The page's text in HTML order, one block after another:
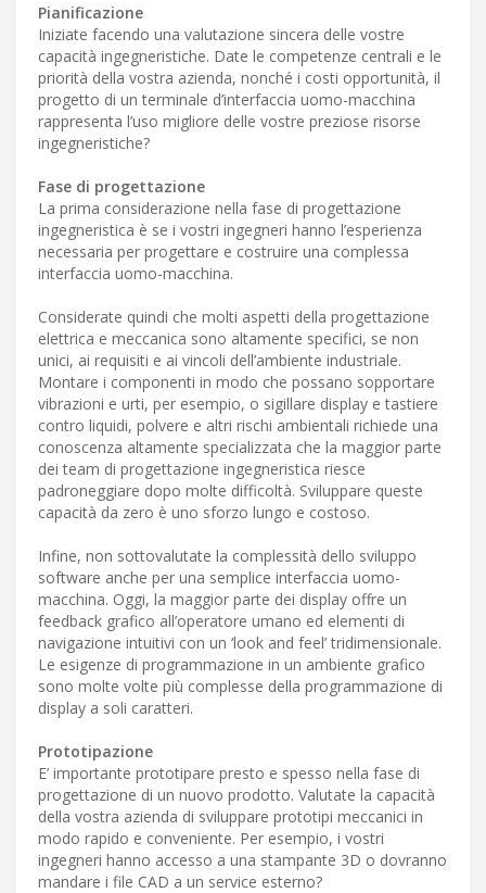
Pianificazione
Iniziate facendo una valutazione sincera delle vostre
capacità ingegneristiche. Date le competenze centrali e le
priorità della vostra azienda, nonché i costi opportunità, il
progetto di un terminale d’interfaccia uomo-macchina
rappresenta l’uso migliore delle vostre preziose risorse
ingegneristiche?
Fase di progettazione
La prima considerazione nella fase di progettazione
ingegneristica è se i vostri ingegneri hanno l’esperienza
necessaria per progettare e costruire una complessa
interfaccia uomo-macchina.
Considerate quindi che molti aspetti della progettazione
elettrica e meccanica sono altamente specifici, se non
unici, ai requisiti e ai vincoli dell’ambiente industriale.
Montare i componenti in modo che possano sopportare
vibrazioni e urti, per esempio, o sigillare display e tastiere
contro liquidi, polvere e altri rischi ambientali richiede una
conoscenza altamente specializzata che la maggior parte
dei team di progettazione ingegneristica riesce
padroneggiare dopo molte difficoltà. Sviluppare queste
capacità da zero è uno sforzo lungo e costoso.
Infine, non sottovalutate la complessità dello sviluppo
software anche per una semplice interfaccia uomo-
macchina. Oggi, la maggior parte dei display offre un
feedback grafico all’operatore umano ed elementi di
navigazione intuitivi con un ‘look and feel’ tridimensionale.
Le esigenze di programmazione in un ambiente grafico
sono molte volte più complesse della programmazione di
display a soli caratteri.
Prototipazione
E’ importante prototipare presto e spesso nella fase di
progettazione di un nuovo prodotto. Valutate la capacità
della vostra azienda di sviluppare prototipi meccanici in
modo rapido e conveniente. Per esempio, i vostri
ingegneri hanno accesso a una stampante 3D o dovranno
mandare i file CAD a un service esterno?